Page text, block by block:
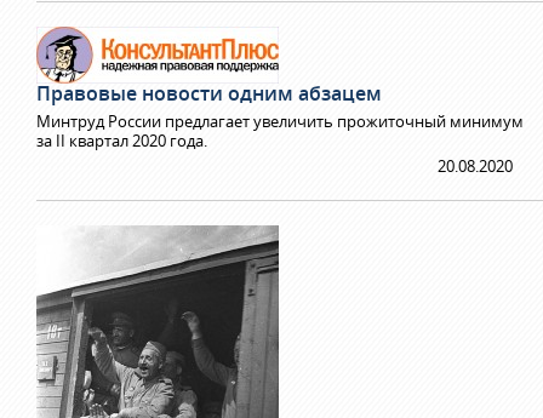
Правовые новости одним абзацем
Минтруд России предлагает увеличить прожиточный минимум
за II квартал 2020 года.
20.08.2020